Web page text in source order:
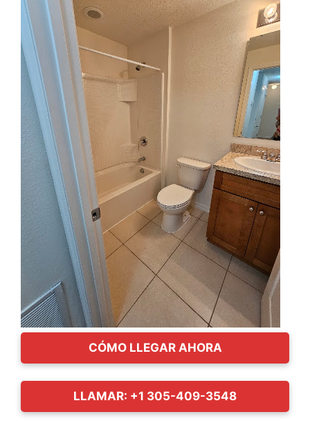
CÓMO LLEGAR AHORA
LLAMAR: +1 305-409-3548